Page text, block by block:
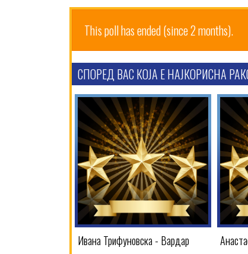
This poll has ended (since 2 months).
СПОРЕД ВАС КОЈА Е НАЈКОРИСНА
Ивана Трифуновска - Вардар